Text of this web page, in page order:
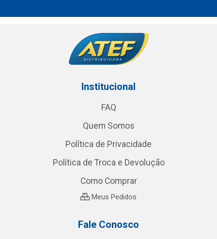
Institucional
FAQ
Quem Somos
Política de Privacidade
Política de Troca e Devolução
Como Comprar
Meus Pedidos
Fale Conosco